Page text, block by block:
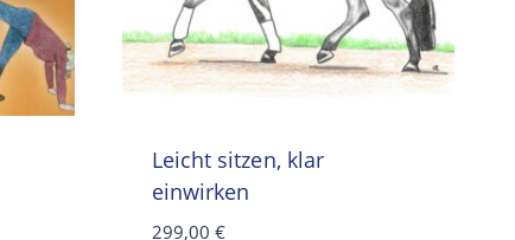
Leicht sitzen, klar
einwirken
299,00€